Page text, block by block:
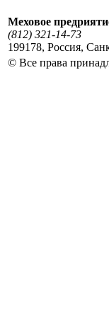
Меховое
(812) 321-14-73
199178, Россия,
© Все права